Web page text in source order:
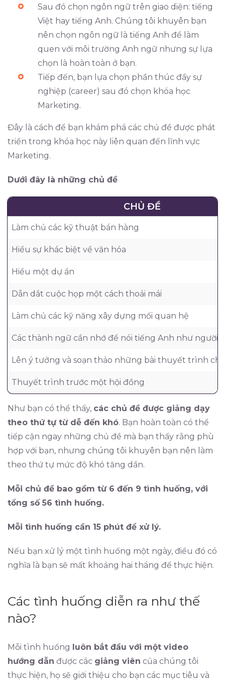
Sau đó chọn ngôn ngữ trên giao diện: tiếng
Việt hay tiếng Anh. Chúng tôi khuyên bạn
nên chọn ngôn ngữ là tiếng Anh để làm
quen với môi trường Anh ngữ nhưng sự lựa
chọn là hoàn toàn ở bạn.
Tiếp đến, bạn lựa chọn phần thúc đẩy sự
nghiệp (career) sau đó chọn khóa học
Marketing.
Đây là cách để bạn khám phá các chủ đề được phát
triển trong khóa học này liên quan đến lĩnh vực
Marketing.
Dưới đây là những chủ đề
CHỦ ĐỀ
Làm chủ các kỹ thuật bán hàng
Hiểu sự khác biệt về văn hóa
Hiểu một dự án
Dẫn dắt cuộc họp một cách thoải mái
Làm chủ các kỹ năng xây dựng mối quan hệ
Các thành ngữ cần nhớ để nói tiếng Anh như người
Lên ý tưởng và soạn thảo những bài thuyết trình
Thuyết trình trước một hội đồng
Như bạn có thể thấy, các chủ đề được giảng dạy
theo thứ tự từ dễ đến khó. Bạn hoàn toàn có thể
tiếp cận ngay những chủ đề mà bạn thấy rằng phù
hợp với bạn, nhưng chúng tôi khuyên bạn nên làm
theo thứ tự mức độ khó tăng dần.
Mỗi chủ đề bao gồm từ 6 đến 9 tình huống, với
tổng số 56 tình huống.
Mỗi tình huống cần 15 phút để xử lý.
Nếu bạn xử lý một tình huống một ngày, điều đó có
nghĩa là bạn sẽ mất khoảng hai tháng để thực hiện.
Các tình huống diễn ra như thế
nào?
Mỗi tình huống luôn bắt đầu với một video
hướng dẫn được các giảng viên của chúng tôi
thực hiện, họ sẽ giới thiệu cho bạn các mục tiêu và